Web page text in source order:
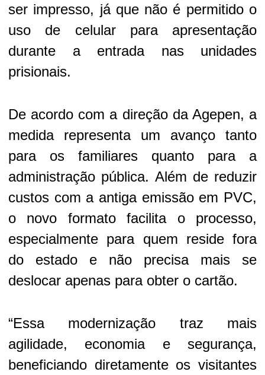
ser impresso, já que não é permitido o
uso de celular para apresentação
durante a entrada nas unidades
prisionais.
De acordo com a direção da Agepen, a
medida representa um avanço tanto
para os familiares quanto para a
administração pública. Além de reduzir
custos com a antiga emissão em PVC,
o novo formato facilita o processo,
especialmente para quem reside fora
do estado e não precisa mais se
deslocar apenas para obter o cartão.
“Essa modernização traz mais
agilidade, economia e segurança,
beneficiando diretamente os visitantes